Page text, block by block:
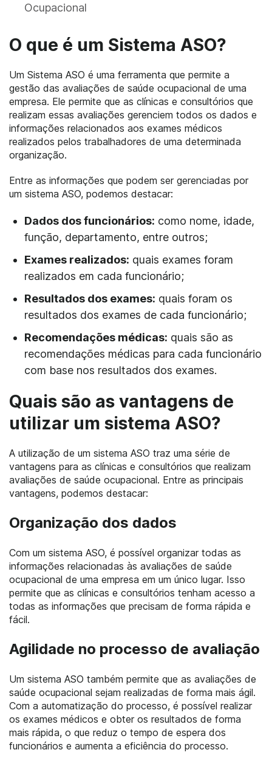
Ocupacional
O que é um Sistema ASO?
Um Sistema ASO é uma ferramenta que permite a
gestão das avaliações de saúde ocupacional de uma
empresa. Ele permite que as clínicas e consultórios que
realizam essas avaliações gerenciem todos os dados e
informações relacionados aos exames médicos
realizados pelos trabalhadores de uma determinada
organização.
Entre as informações que podem ser gerenciadas por
um sistema ASO, podemos destacar:
Dados dos funcionários: como nome, idade,
função, departamento, entre outros;
Exames realizados: quais exames foram
realizados em cada funcionário;
Resultados dos exames: quais foram os
resultados dos exames de cada funcionário;
Recomendações médicas: quais são as
recomendações médicas para cada funcionário
com base nos resultados dos exames.
Quais são as vantagens de
utilizar um sistema ASO?
A utilização de um sistema ASO traz uma série de
vantagens para as clínicas e consultórios que realizam
avaliações de saúde ocupacional. Entre as principais
vantagens, podemos destacar:
Organização dos dados
Com um sistema ASO, é possível organizar todas as
informações relacionadas às avaliações de saúde
ocupacional de uma empresa em um único lugar. Isso
permite que as clínicas e consultórios tenham acesso a
todas as informações que precisam de forma rápida e
fácil.
Agilidade no processo de avaliação
Um sistema ASO também permite que as avaliações de
saúde ocupacional sejam realizadas de forma mais ágil.
Com a automatização do processo, é possível realizar
os exames médicos e obter os resultados de forma
mais rápida, o que reduz o tempo de espera dos
funcionários e aumenta a eficiência do processo.